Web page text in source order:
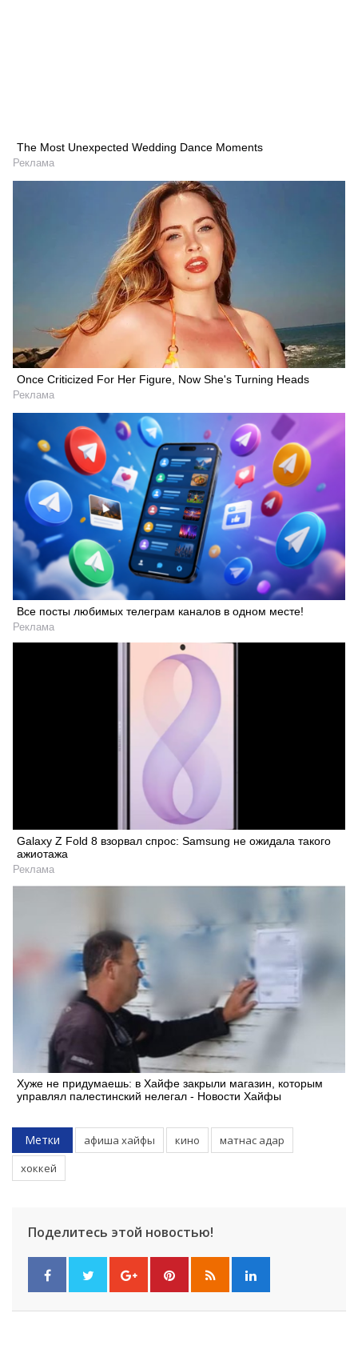
The Most Unexpected Wedding Dance Moments
Реклама
Once Criticized For Her Figure, Now She's Turning Heads
Реклама
Все посты любимых телеграм каналов в одном месте!
Реклама
Galaxy Z Fold 8 взорвал спрос: Samsung не ожидала такого
ажиотажа
Реклама
Хуже не придумаешь: в Хайфе закрыли магазин, которым
управлял палестинский нелегал - Новости Хайфы
Метки афиша хайфы кино
матнас адар
хоккей
Поделитесь этой новостью!